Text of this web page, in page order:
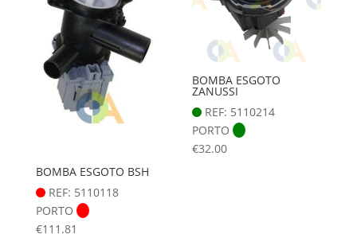
BOMBA ESGOTO BSH
REF: 5110118
PORTO
€111.81
BOMBA ESGOTO
ZANUSSI
REF: 5110214
PORTO
€32.00